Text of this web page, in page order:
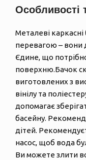
Особливості
Металеві
перевагою – вони
Єдине, що
поверхню.Бачок
виготовлених з
вінілу та
допомагає
басейну.
дітей.
насос, щоб вода
Ви можете злити